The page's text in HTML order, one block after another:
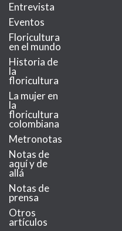
Entrevista
Eventos
Floricultura
en el mundo
Historia de
la
floricultura
La mujer en
la
floricultura
colombiana
Metronotas
Notas de
aquí y de
allá
Notas de
prensa
Otros
artículos